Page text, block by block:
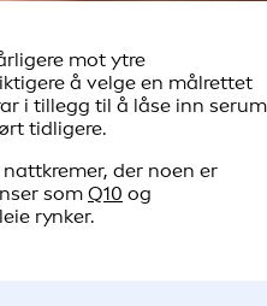
mot ytre
å velge en målrettet
i tillegg til å låse inn serum
tidligere.
der noen er
som Q10 og
rynker.